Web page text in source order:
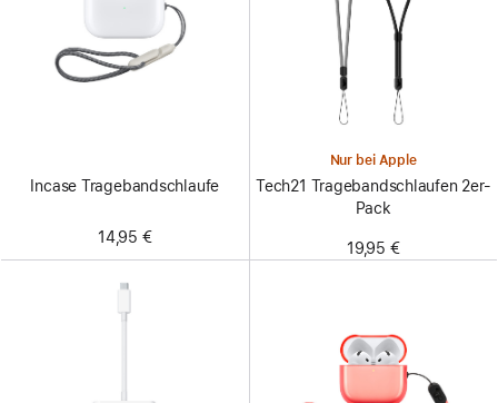
Incase Tragebandschlaufe
14,95 €
Nur bei Apple
Tech21 Tragebandschlaufen 2er-
Pack
19,95 €